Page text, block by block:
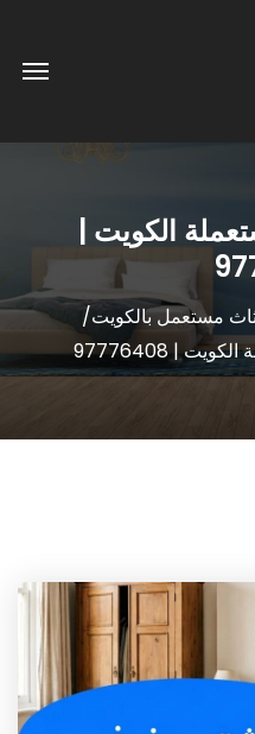
الكويت |
مستعمل بالكويت
| 97776408